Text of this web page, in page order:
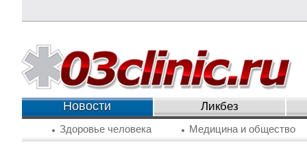
Новости Ликбез
Здоровье человека Медицина и общество